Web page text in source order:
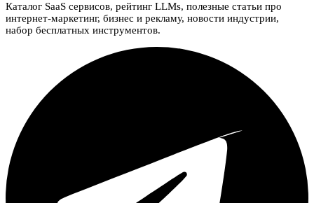
Каталог SaaS сервисов, рейтинг LLMs, полезные статьи про
интернет-маркетинг, бизнес и рекламу, новости индустрии,
набор бесплатных инструментов.